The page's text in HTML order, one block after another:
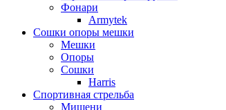
Фонари
Armytek
Сошки опоры мешки
Мешки
Опоры
Сошки
Harris
Спортивная стрельба
Мишени